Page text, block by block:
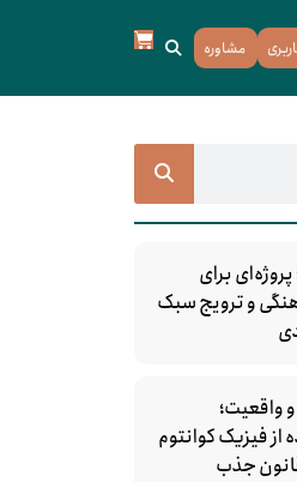
مشاوره
برای
و ترویج سبک
واقعیت؛
از فیزیک کوانتوم
جذب